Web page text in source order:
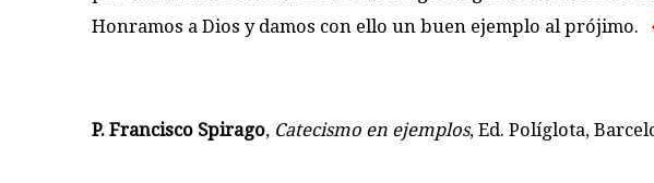
Honramos a Dios y damos­ con ello un buen ejemplo al prójimo.
P. Francisco Spirago, Catecismo en ejemplos, Ed. Políglota,